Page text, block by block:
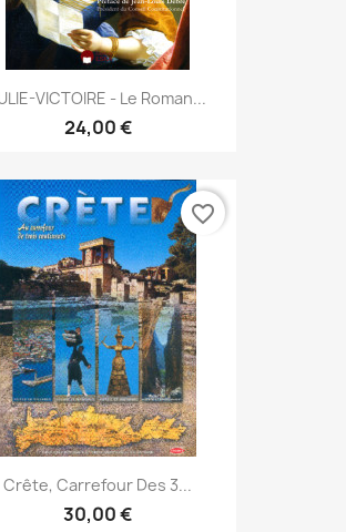
VICTOIRE - Le Roman...
24,00 €
Crête, Carrefour Des 3...
30,00 €
favorite_border